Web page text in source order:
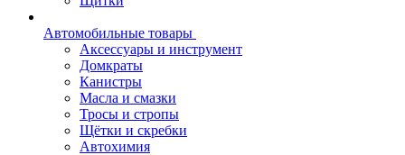
Автомобильные товары
Аксессуары и инструмент
Домкраты
Канистры
Масла и смазки
Тросы и стропы
Щётки и скребки
Автохимия